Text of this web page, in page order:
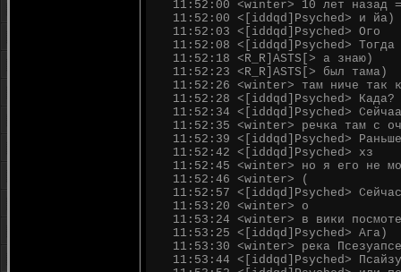
11:52:00 <winter> 10 лет назад
11:52:00 <[iddqd]Psyched> и йа)
11:52:03 <[iddqd]Psyched> Ого
11:52:08 <[iddqd]Psyched> Тогда
11:52:18 <R_R]ASTS[> а знаю)
11:52:23 <R_R]ASTS[> был тама)
11:52:26 <winter> там ниче так
11:52:28 <[iddqd]Psyched> Када?
11:52:34 <[iddqd]Psyched>
11:52:35 <winter> речка там с
11:52:39 <[iddqd]Psyched>
11:52:42 <[iddqd]Psyched> хз
11:52:45 <winter> но я его не
11:52:46 <winter> (
11:52:57 <[iddqd]Psyched>
11:53:20 <winter> о
11:53:24 <winter> в вики
11:53:25 <[iddqd]Psyched> Ага)
11:53:30 <winter> река
11:53:44 <[iddqd]Psyched>